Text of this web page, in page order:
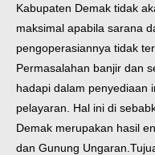
Kabupaten Demak tidak
maksimal apabila sarana
pengoperasiannya tidak
Permasalahan banjir dan
hadapi dalam penyediaan
pelayaran. Hal ini di
Demak merupakan hasil
dan Gunung Ungaran.